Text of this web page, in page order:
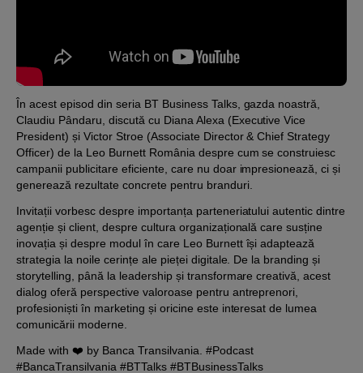
În acest episod din seria BT Business Talks, gazda noastră,
Claudiu Pândaru, discută cu Diana Alexa (Executive Vice
President) și Victor Stroe (Associate Director & Chief Strategy
Officer) de la Leo Burnett România despre cum se construiesc
campanii publicitare eficiente, care nu doar impresionează, ci și
generează rezultate concrete pentru branduri.
Invitații vorbesc despre importanța parteneriatului autentic dintre
agenție și client, despre cultura organizațională care susține
inovația și despre modul în care Leo Burnett își adaptează
strategia la noile cerințe ale pieței digitale. De la branding și
storytelling, până la leadership și transformare creativă, acest
dialog oferă perspective valoroase pentru antreprenori,
profesioniști în marketing și oricine este interesat de lumea
comunicării moderne.
Made with ❤️ by Banca Transilvania. #Podcast
#BancaTransilvania #BTTalks #BTBusinessTalks